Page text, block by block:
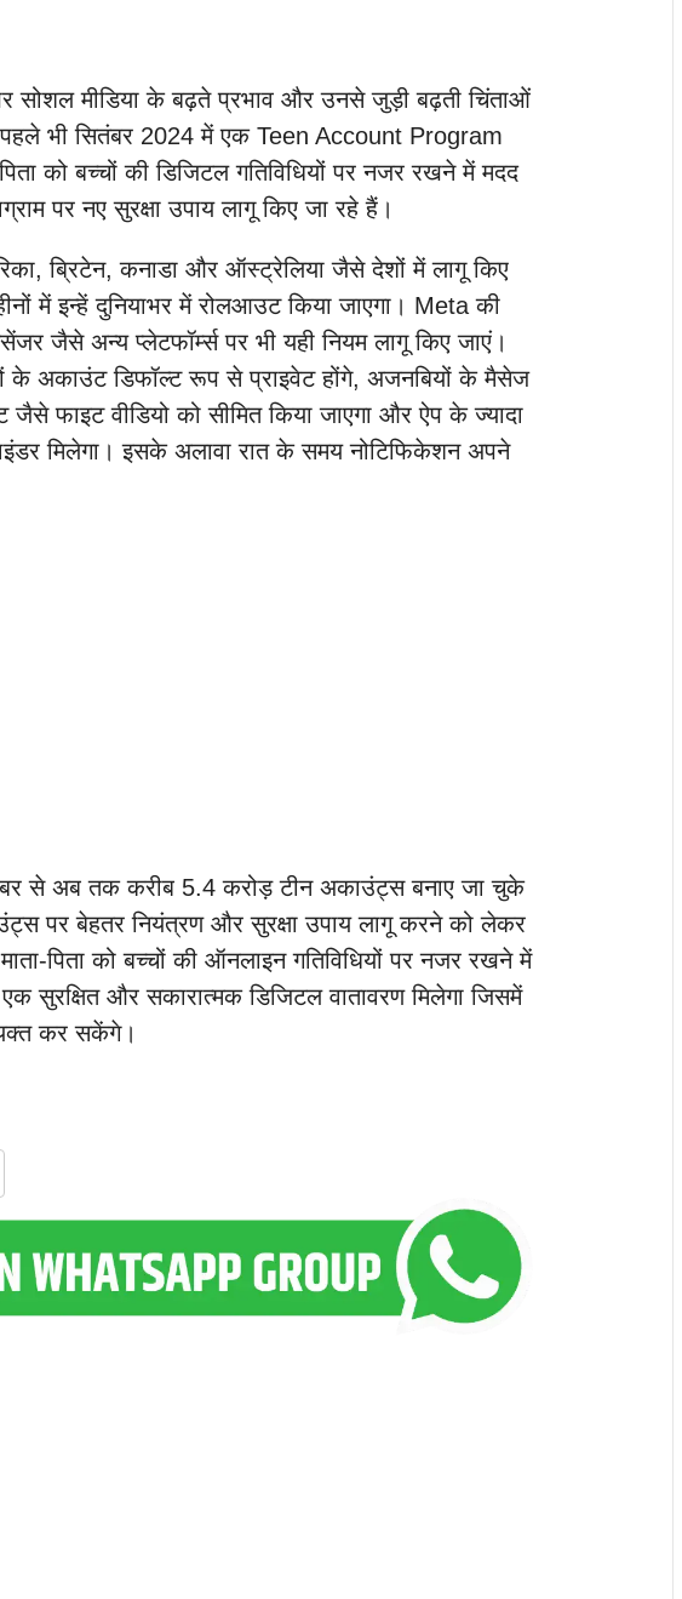
सोशल मीडिया के बढ़ते प्रभाव और उनसे जुड़ी बढ़ती चिंताओं
भी सितंबर 2024 में एक Teen Account Program
को बच्चों की डिजिटल गतिविधियों पर नजर रखने में मदद
पर नए सुरक्षा उपाय लागू किए जा रहे हैं।
ब्रिटेन, कनाडा और ऑस्ट्रेलिया जैसे देशों में लागू किए
में इन्हें दुनियाभर में रोलआउट किया जाएगा। Meta की
जैसे अन्य प्लेटफॉर्म्स पर भी यही नियम लागू किए जाएं।
के अकाउंट डिफॉल्ट रूप से प्राइवेट होंगे, अजनबियों के मैसेज
फाइट वीडियो को सीमित किया जाएगा और ऐप के ज्यादा
मिलेगा। इसके अलावा रात के समय नोटिफिकेशन अपने
से अब तक करीब 5.4 करोड़ टीन अकाउंट्स बनाए जा चुके
पर बेहतर नियंत्रण और सुरक्षा उपाय लागू करने को लेकर
पिता को बच्चों की ऑनलाइन गतिविधियों पर नजर रखने में
सुरक्षित और सकारात्मक डिजिटल वातावरण मिलेगा जिसमें
कर सकेंगे।